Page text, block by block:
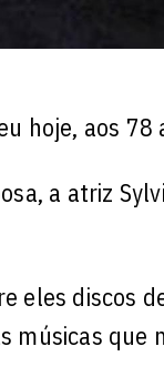
hoje, aos 78
a atriz
eles discos
músicas que